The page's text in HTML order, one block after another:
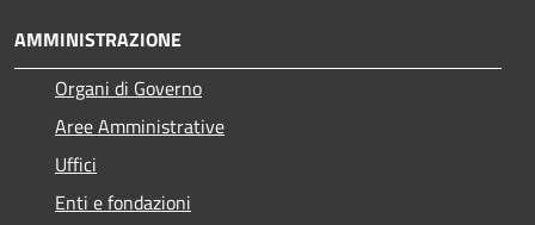
AMMINISTRAZIONE
Organi di Governo
Aree Amministrative
Uffici
Enti e fondazioni